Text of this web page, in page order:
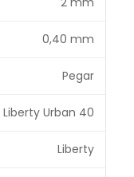
0,40 mm
Pegar
Liberty Urban 40
Liberty